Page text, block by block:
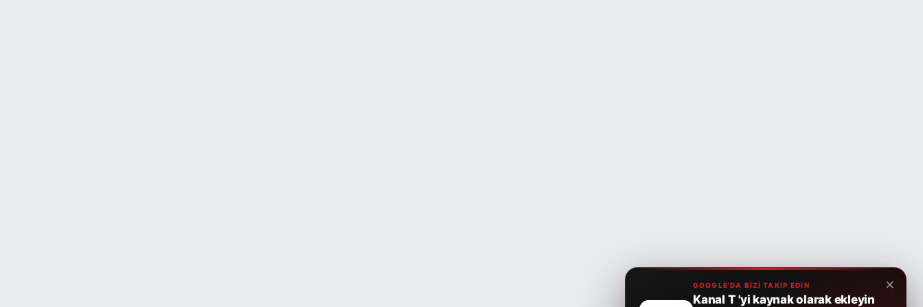
×
GOOGLE'DA BİZİ TAKİP EDİN
Kanal T 'yi kaynak olarak ekleyin